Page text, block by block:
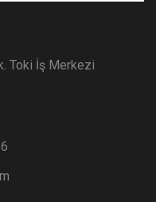
Toki İş Merkezi